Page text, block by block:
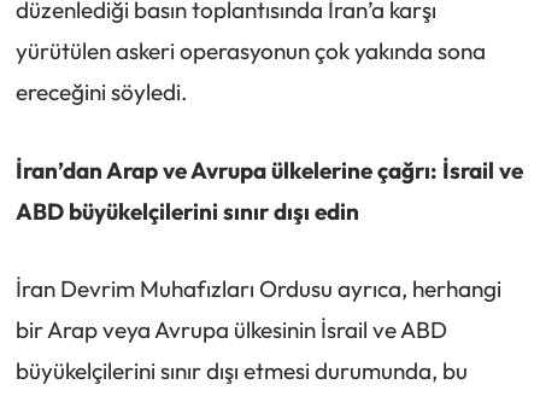
düzenlediği basın toplantısında İran’a karşı
yürütülen askeri operasyonun çok yakında sona
ereceğini söyledi.
İran’dan Arap ve Avrupa ülkelerine çağrı: İsrail ve
ABD büyükelçilerini sınır dışı edin
İran Devrim Muhafızları Ordusu ayrıca, herhangi
bir Arap veya Avrupa ülkesinin İsrail ve ABD
büyükelçilerini sınır dışı etmesi durumunda, bu